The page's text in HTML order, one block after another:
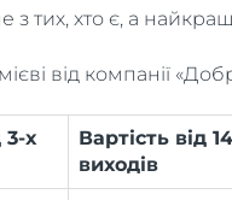
з тих, хто є, а
від компанії
3-х
Вартість від 14
виходів